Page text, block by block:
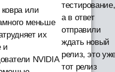
или
меньше
их
и
NVIDIA
тестирование,
а в ответ
отправили
ждать новый
релиз, это
тот релиз